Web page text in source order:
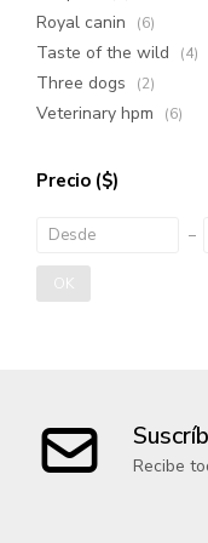
Royal canin (6)
Taste of the wild (4)
Three dogs (2)
Veterinary hpm (6)
Precio ($)
OK
Recibe